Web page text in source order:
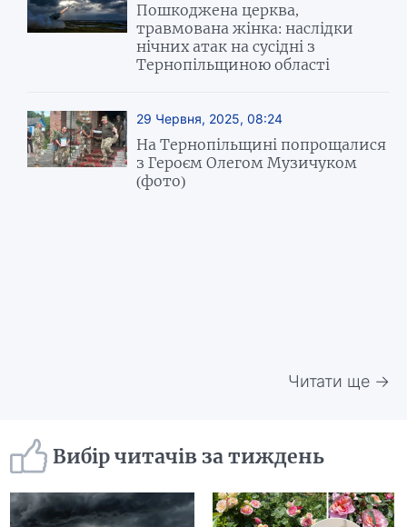
Пошкоджена церква,
травмована жінка: наслідки
нічних атак на сусідні з
Тернопільщиною області
29 Червня, 2025, 08:24
На Тернопільщині попрощалися
з Героєм Олегом Музичуком
(фото)
Читати ще →
Вибір читачів за тиждень